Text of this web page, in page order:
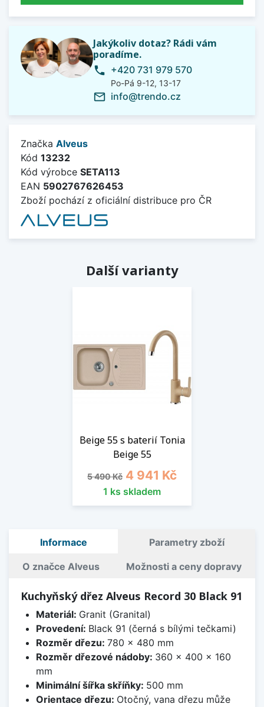
Jakýkoliv dotaz? Rádi vám
poradíme.
phone +420 731 979 570
Po-Pá 9-12, 13-17
mail_outline info@trendo.cz
Značka Alveus
Kód 13232
Kód výrobce SETA113
EAN 5902767626453
Zboží pochází z oficiální distribuce pro ČR
Další varianty
Beige 55 s baterií Tonia
Beige 55
Běžná cena
5 490 Kč Cena
4 941 Kč
1 ks skladem
Informace Parametry zboží
O značce Alveus Možnosti a ceny dopravy
Kuchyňský dřez Alveus Record 30 Black 91
Materiál: Granit (Granital)
Provedení: Black 91 (černá s bílými tečkami)
Rozměr dřezu: 780 x 480 mm
Rozměr dřezové nádoby: 360 x 400 x 160
mm
Minimální šířka skříňky: 500 mm
Orientace dřezu: Otočný, vana dřezu může